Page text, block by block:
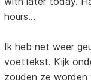
hours...
Ik heb net weer
voettekst. Kijk
zouden ze worden